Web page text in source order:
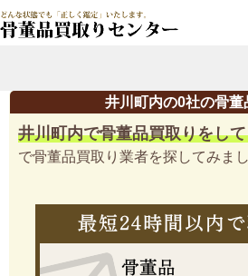
井川町内の0社の骨董
井川町内で骨董品買取りをし
で骨董品買取り業者を探してみまし